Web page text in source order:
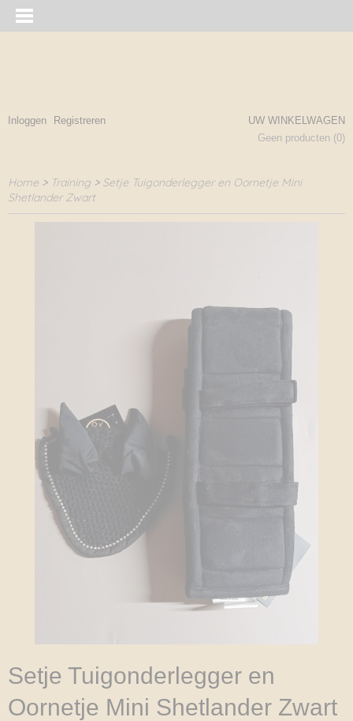
Inloggen Registreren
UW WINKELWAGEN
Geen producten (0)
Home > Training > Setje Tuigonderlegger en Oornetje Mini
Shetlander Zwart
Setje Tuigonderlegger en
Oornetje Mini Shetlander Zwart